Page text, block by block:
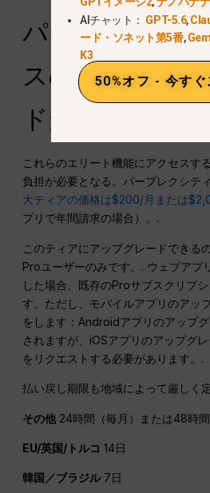
パープレックス
スの価格とア
ド規定
これらのエリート機能にアクセスす
負担が必要となる。パープレクシテ
大ティアの価格は$200/月または
プリで年間請求の場合）。.
このティアにアップグレードできる
Proユーザーのみです。. ウェブアプ
した場合、既存のProサブスクリプ
す。ただし、モバイルアプリのアッ
をします：Androidアプリのアップ
されますが、iOSアプリのアップグ
をリクエストする必要があります。.
払い戻し期限も地域によって厳しく
その他 24時間（毎月）または48時間
EU/英国/トルコ 14日
韓国／ブラジル7日
AIチャット： GPT-5.6,
ード・ソネット第5番,
K3
50%オフ - 今すぐ